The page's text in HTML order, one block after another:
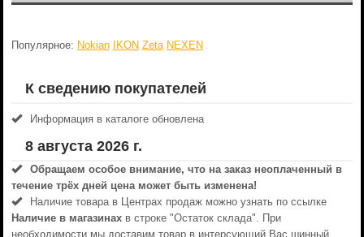
Популярное: Nokian IKON Zeta NEXEN
К сведению покупателей
Информация в каталоге обновлена
8 августа 2026 г.
Обращаем особое внимание, что на заказ неоплаченный в
течениe трёх дней цена может быть изменена!
Наличие товара в Центрах продаж можно узнать по ссылке
Наличие в магазинахв строке "Остаток склада". При
необходимости мы доставим товар в интерсующий Вас шинный